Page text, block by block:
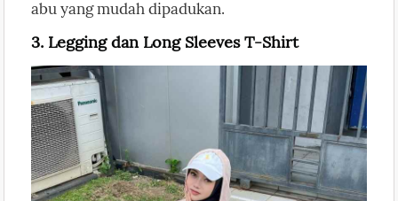
abu yang mudah dipadukan.
3. Legging dan Long Sleeves T-Shirt